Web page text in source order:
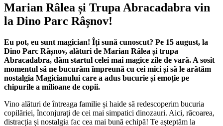
Marian Râlea și Trupa Abracadabra vin
la Dino Parc Râșnov!
Eu pot, eu sunt magician! Îți sună cunoscut? Pe 15 august, la
Dino Parc Râșnov, alături de Marian Râlea și trupa
Abracadabra, dăm startul celei mai magice zile de vară. A sosit
momentul să ne bucurăm împreună cu cei mici și să le arătăm
nostalgia Magicianului care a adus bucurie și emoție pe
chipurile a milioane de copii.
Vino alături de întreaga familie și haide să redescoperim bucuria
copilăriei, înconjurați de cei mai simpatici dinozauri. Aici, răcoarea,
distracția și nostalgia fac cea mai bună echipă! Te așteptăm la